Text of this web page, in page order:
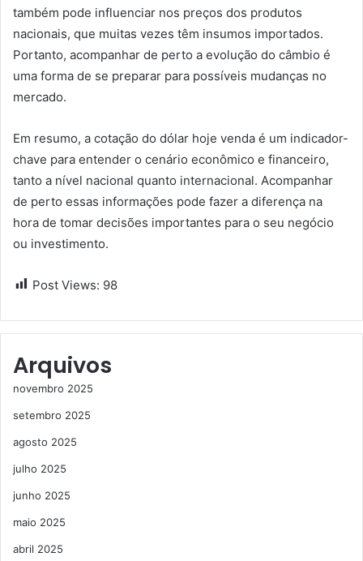
também pode influenciar nos preços dos produtos
nacionais, que muitas vezes têm insumos importados.
Portanto, acompanhar de perto a evolução do câmbio é
uma forma de se preparar para possíveis mudanças no
mercado.
Em resumo, a cotação do dólar hoje venda é um indicador-
chave para entender o cenário econômico e financeiro,
tanto a nível nacional quanto internacional. Acompanhar
de perto essas informações pode fazer a diferença na
hora de tomar decisões importantes para o seu negócio
ou investimento.
Post Views: 98
Arquivos
novembro 2025
setembro 2025
agosto 2025
julho 2025
junho 2025
maio 2025
abril 2025